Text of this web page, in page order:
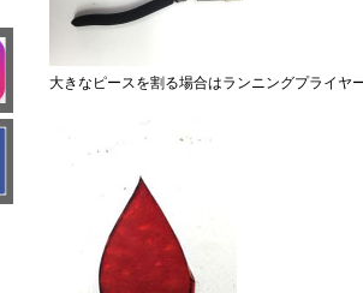
大きなピースを割る場合はランニングプライヤ